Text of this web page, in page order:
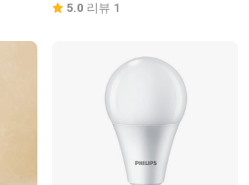
5.0 리뷰 1